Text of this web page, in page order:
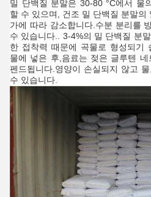
밀 단백질 분말은 30-80 °C에서 물
할 수 있으며, 건조 밀 단백질 분말의
가에 따라 감소합니다.수분 분리를
수 있습니다.. 3-4%의 밀 단백질 분
한 접착력 때문에 곡물로 형성되기
물에 넣은 후,음료는 젖은 글루텐
펜드됩니다.영양이 손실되지 않고
수 있습니다.